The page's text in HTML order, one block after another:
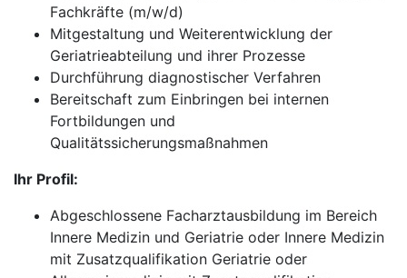
Fachkräfte (m/w/d)
Mitgestaltung und Weiterentwicklung der
Geriatrieabteilung und ihrer Prozesse
Durchführung diagnostischer Verfahren
Bereitschaft zum Einbringen bei internen
Fortbildungen und
Qualitätssicherungsmaßnahmen
Ihr Profil:
Abgeschlossene Facharztausbildung im Bereich
Innere Medizin und Geriatrie oder Innere Medizin
mit Zusatzqualifikation Geriatrie oder